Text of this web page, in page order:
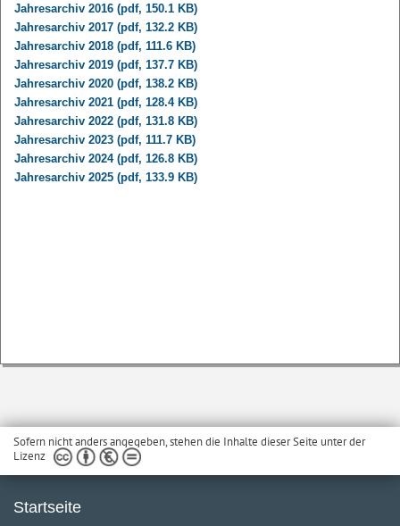
Jahresarchiv 2016 (pdf, 150.1 KB)
Jahresarchiv 2017 (pdf, 132.2 KB)
Jahresarchiv 2018 (pdf, 111.6 KB)
Jahresarchiv 2019 (pdf, 137.7 KB)
Jahresarchiv 2020 (pdf, 138.2 KB)
Jahresarchiv 2021 (pdf, 128.4 KB)
Jahresarchiv 2022 (pdf, 131.8 KB)
Jahresarchiv 2023 (pdf, 111.7 KB)
Jahresarchiv 2024 (pdf, 126.8 KB)
Jahresarchiv 2025 (pdf, 133.9 KB)
Sofern nicht anders angegeben, stehen die Inhalte dieser Seite unter der
Lizenz
Startseite